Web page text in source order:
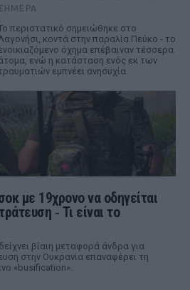
περιστατικό σημειώθηκε στο
κοντά στην παραλία Πεύκο - το
όχημα επέβαιναν τέσσερα
ενώ η κατάσταση ενός εκ των
εμπνέει ανησυχία.
με 19χρονο να οδηγείται
‑ Τι είναι το
βίαιη μεταφορά άνδρα για
στην Ουκρανία επαναφέρει τη
«busification».